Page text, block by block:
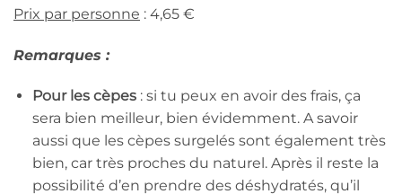
Prix par personne : 4,65 €
Remarques :
Pour les cèpes: si tu peux en avoir des frais, ça
sera bien meilleur, bien évidemment. A savoir
aussi que les cèpes surgelés sont également très
bien, car très proches du naturel. Après il reste la
possibilité d’en prendre des déshydratés, qu’il